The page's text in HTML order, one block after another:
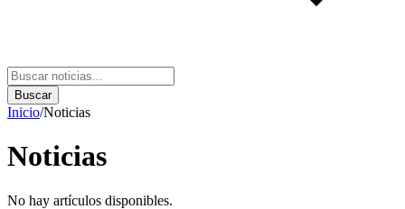
Buscar
Inicio/Noticias
Noticias
No hay artículos disponibles.